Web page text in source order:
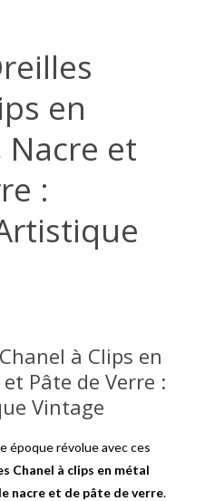
en
Nacre et
:
à Clips en
Pâte de Verre :
Vintage
époque révolue avec ces
Chanel à clips en métal
nacre et de pâte de verre.